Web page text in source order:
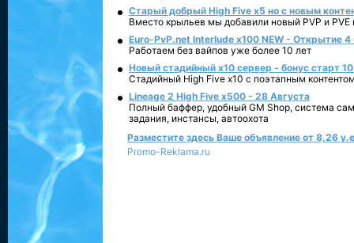
Старый добрый High Five x5 но с новым
Вместо крыльев мы добавили новый PVP и PVE
Euro-PvP.net Interlude х100 NEW - Открытие 4
Работаем без вайпов уже более 10 лет
Новый стадийный х10 сервер - бонус старт
Стадийный High Five x10 с поэтапным
Lineage 2 High Five x500 - 28 Августа
Полный баффер, удобный GM Shop, система
задания, инстансы, автоохота
Разместите здесь Ваше объявление от 8,26
Promo-Reklama.ru